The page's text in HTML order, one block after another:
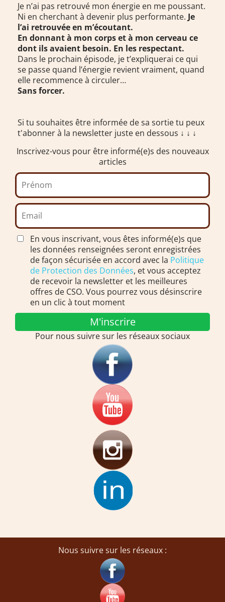
Je n’ai pas retrouvé mon énergie en me poussant.
Ni en cherchant à devenir plus performante. Je
l’ai retrouvée en m’écoutant.
En donnant à mon corps et à mon cerveau ce
dont ils avaient besoin. En les respectant.
Dans le prochain épisode, je t’expliquerai ce qui
se passe quand l’énergie revient vraiment, quand
elle recommence à circuler…
Sans forcer.
Si tu souhaites être informée de sa sortie tu peux
t'abonner à la newsletter juste en dessous ↓ ↓ ↓
Inscrivez-vous pour être informé(e)s des nouveaux
articles
En vous inscrivant, vous êtes informé(e)s que
les données renseignées seront enregistrées
de façon sécurisée en accord avec la Politique
de Protection des Données, et vous acceptez
de recevoir la newsletter et les meilleures
offres de CSO. Vous pourrez vous désinscrire
en un clic à tout moment
M'inscrire
Pour nous suivre sur les réseaux sociaux
Nous suivre sur les réseaux :